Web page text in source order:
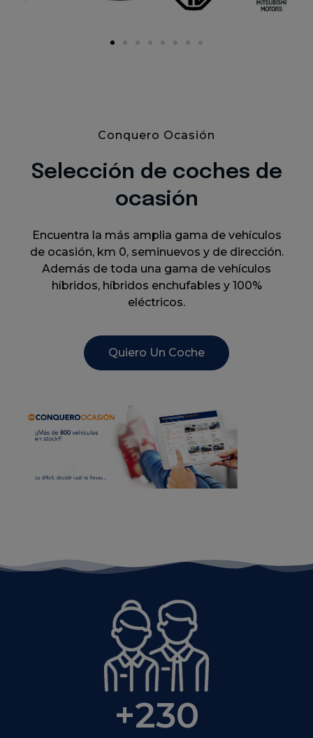
Conquero Ocasión
Selección de coches de
ocasión
Encuentra la más amplia gama de vehículos
de ocasión, km 0, seminuevos y de dirección.
Además de toda una gama de vehículos
híbridos, híbridos enchufables y 100%
eléctricos.
Quiero Un Coche
+230